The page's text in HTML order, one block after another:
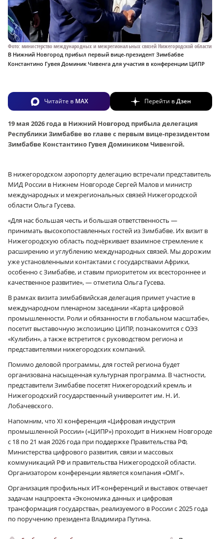
Фото: министерство международных и межрегиональных связей Нижегородской области
В Нижний Новгород прибыл первый вице-президент Зимбабве
Константино Гувея Доминик Чивенга для участия в конференции ЦИПР
Читайте в MAX Перейти вДзен
19 мая 2026 года в Нижний Новгород прибыла делегация
Республики Зимбабве во главе с первым вице-президентом
Зимбабве Константино Гувея Домиником Чивенгой.
В нижегородском аэропорту делегацию встречали представитель
МИД России в Нижнем НовгородеСергей Малов и министр
международных и межрегиональных связей Нижегородской
областиОльга Гусева.
«Для нас большая честь и большая ответственность —
принимать высокопоставленных гостей из Зимбабве. Их визит в
Нижегородскую область подчёркивает взаимное стремление к
расширению и углублению международных связей. Мы дорожим
уже установленными контактами с государствами Африки,
особенно с Зимбабве, и ставим приоритетом их всестороннее и
качественное развитие», — отметила Ольга Гусева.
В рамках визита зимбабвийская делегация примет участие в
международном пленарном заседании «Карта цифровой
промышленности. Роли и обязанности в глобальном масштабе»,
посетит выставочную экспозицию ЦИПР, познакомится с ОЭЗ
«Кулибин», а также встретится с руководством региона и
представителями нижегородских компаний.
Помимо деловой программы, для гостей региона будет
организована насыщенная культурная программа. В частности,
представители Зимбабве посетят Нижегородский кремль и
Нижегородский государственный университет им. Н. И.
Лобачевского.
Напомним, что XI конференция «Цифровая индустрия
промышленной России» («ЦИПР») проходит в Нижнем Новгороде
с 18 по 21 мая 2026 года при поддержке Правительства РФ,
Министерства цифрового развития, связи и массовых
коммуникаций РФ и правительства Нижегородской области.
Организатором конференции является компания «ОМГ».
Организация профильных ИТ-конференций и выставок отвечает
задачам нацпроекта «Экономика данных и цифровая
трансформация государства», реализуемого в России с 2025 года
по поручению президента Владимира Путина.